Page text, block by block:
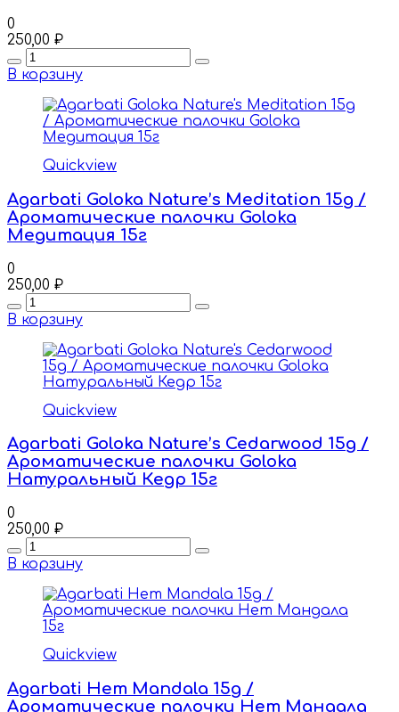
0
250,00 ₽
Quantity
В корзину
Quickview
Agarbati Goloka Nature’s Meditation 15g /
Ароматические палочки Goloka
Медитация 15г
0
250,00 ₽
Quantity
В корзину
Quickview
Agarbati Goloka Nature’s Cedarwood 15g /
Ароматические палочки Goloka
Натуральный Кедр 15г
0
250,00 ₽
Quantity
В корзину
Quickview
Agarbati Hem Mandala 15g /
Ароматические палочки Hem Мандала